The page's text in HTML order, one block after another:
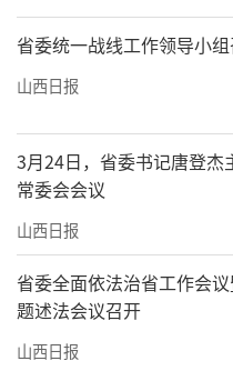
力保障道路畅通和司
郊区长岭村附近有23
消防救援支队党委闻
利用皮划艇分批将被
在田间地头，大
机声隆隆，村“两委
机械，抢抓一切有利
联合收割机开足马力
米。朔州市应县各村
求，针对个别农户劳
省委统一战线工作领导小
山西日报
3月24日，省委书记唐登杰
常委会会议
山西日报
省委全面依法治省工作会
题述法会议召开
山西日报